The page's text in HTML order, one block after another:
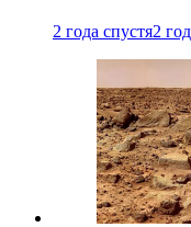
2 года спустя2